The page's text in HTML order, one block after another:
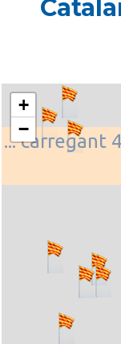
... carregant
+
−